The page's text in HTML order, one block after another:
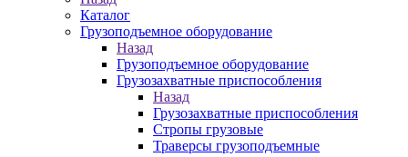
Каталог
Грузоподъемное оборудование
Назад
Грузоподъемное оборудование
Грузозахватные приспособления
Назад
Грузозахватные приспособления
Стропы грузовые
Траверсы грузоподъемные